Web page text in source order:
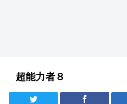
超能力者８